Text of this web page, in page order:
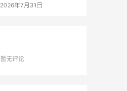
2026年7月31日
暂无评论